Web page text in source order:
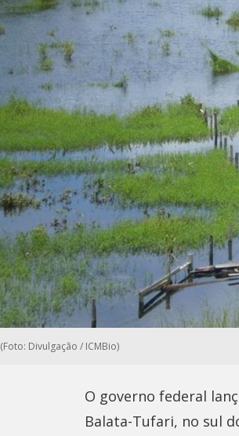
(Foto: Divulgação / ICMBio)
O governo federal
Balata-Tufari, no sul